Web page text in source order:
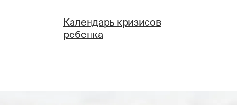
Календарь кризисов
ребенка